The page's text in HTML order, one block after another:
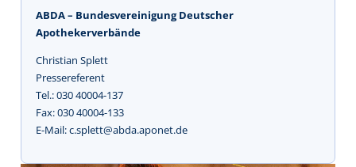
ABDA – Bundesvereinigung Deutscher
Apothekerverbände
Christian Splett
Pressereferent
Tel.: 030 40004-137
Fax: 030 40004-133
E-Mail: c.splett@abda.aponet.de